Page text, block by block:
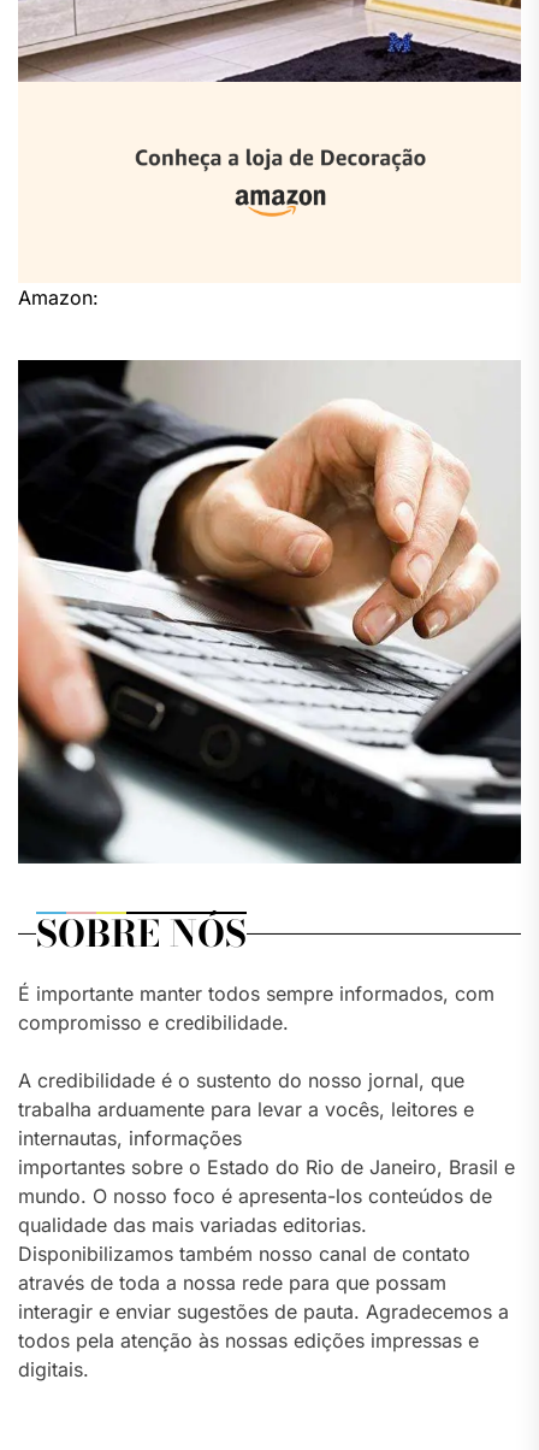
Amazon:
SOBRE NÓS
É importante manter todos sempre informados, com
compromisso e credibilidade.
A credibilidade é o sustento do nosso jornal, que
trabalha arduamente para levar a vocês, leitores e
internautas, informações
importantes sobre o Estado do Rio de Janeiro, Brasil e
mundo. O nosso foco é apresenta-los conteúdos de
qualidade das mais variadas editorias.
Disponibilizamos também nosso canal de contato
através de toda a nossa rede para que possam
interagir e enviar sugestões de pauta. Agradecemos a
todos pela atenção às nossas edições impressas e
digitais.